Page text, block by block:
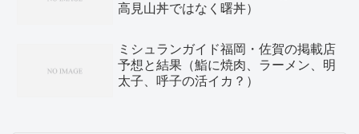
高見山丼ではなく曙丼）
ミシュランガイド福岡・佐賀の掲載店
予想と結果（鮨に焼肉、ラーメン、明
太子、呼子の活イカ？）